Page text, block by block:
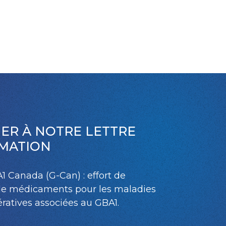
À NOTRE LETTRE
Canada (G-Can) : effort de
médicaments pour les maladies
associées au GBA1.